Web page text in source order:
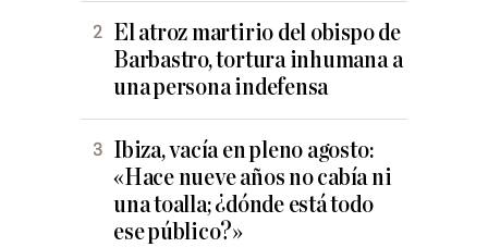
El atroz martirio del obispo de
Barbastro, tortura inhumana a
una persona indefensa
Ibiza, vacía en pleno agosto:
«Hace nueve años no cabía ni
una toalla; ¿dónde está todo
ese público?»